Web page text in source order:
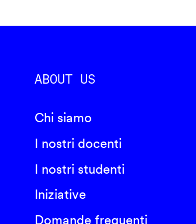
ABOUT US
Chi siamo
I nostri docenti
I nostri studenti
Iniziative
Domande frequenti